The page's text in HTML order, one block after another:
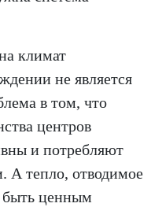
климат
не является
в том, что
центров
и потребляют
А тепло, отводимое
ценным